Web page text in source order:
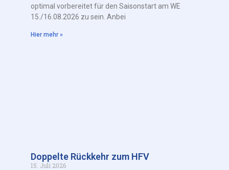
optimal vorbereitet für den Saisonstart am WE
15./16.08.2026 zu sein. Anbei
Hier mehr »
Doppelte Rückkehr zum HFV
15. Juli 2026